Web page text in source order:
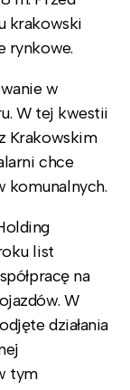
krakowski
rynkowe.
w
W tej kwestii
Krakowskim
chce
komunalnych.
list
na
W
działania
tym